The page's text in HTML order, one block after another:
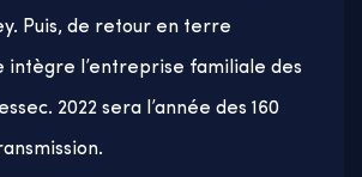
Puis, de retour en terre
intègre l’entreprise familiale des
2022 sera l’année des 160